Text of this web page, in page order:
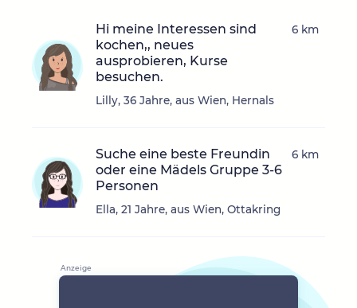
Hi meine Interessen sind
kochen,, neues
ausprobieren, Kurse
besuchen.
Lilly, 36 Jahre, aus Wien, Hernals
6 km
Suche eine beste Freundin
oder eine Mädels Gruppe 3-6
Personen
Ella, 21 Jahre, aus Wien, Ottakring
6 km